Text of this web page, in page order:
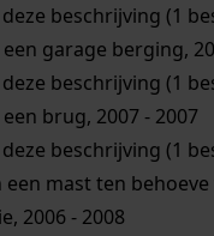
beschrijving (1
garage berging,
beschrijving (1
brug, 2007 - 2007
beschrijving (1
een mast ten
2006 - 2008